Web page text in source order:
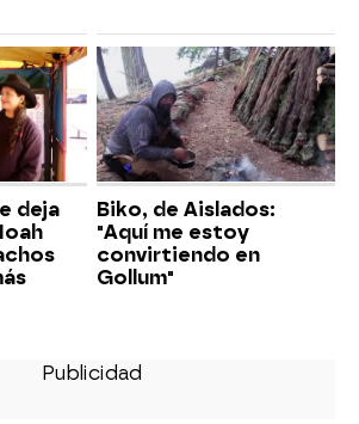
deja
Biko, de Aislados:
"Aquí me estoy
convirtiendo en
Gollum"